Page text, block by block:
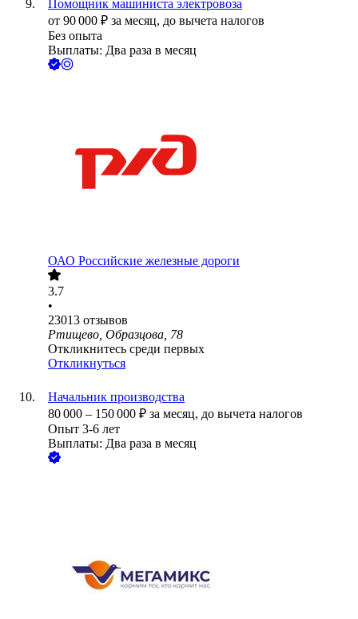
Помощник машиниста электровоза
от 90 000 ₽ за месяц, до вычета налогов
Без опыта
Выплаты: Два раза в месяц
ОАО Российские железные дороги
3.7
•
23013 отзывов
Ртищево, Образцова, 78
Откликнитесь среди первых
Откликнуться
Начальник производства
80 000 – 150 000 ₽ за месяц, до вычета налогов
Опыт 3-6 лет
Выплаты: Два раза в месяц